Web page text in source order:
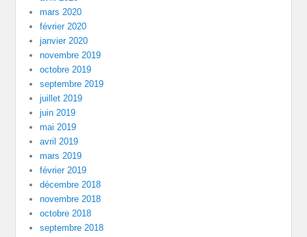
mars 2020
février 2020
janvier 2020
novembre 2019
octobre 2019
septembre 2019
juillet 2019
juin 2019
mai 2019
avril 2019
mars 2019
février 2019
décembre 2018
novembre 2018
octobre 2018
septembre 2018